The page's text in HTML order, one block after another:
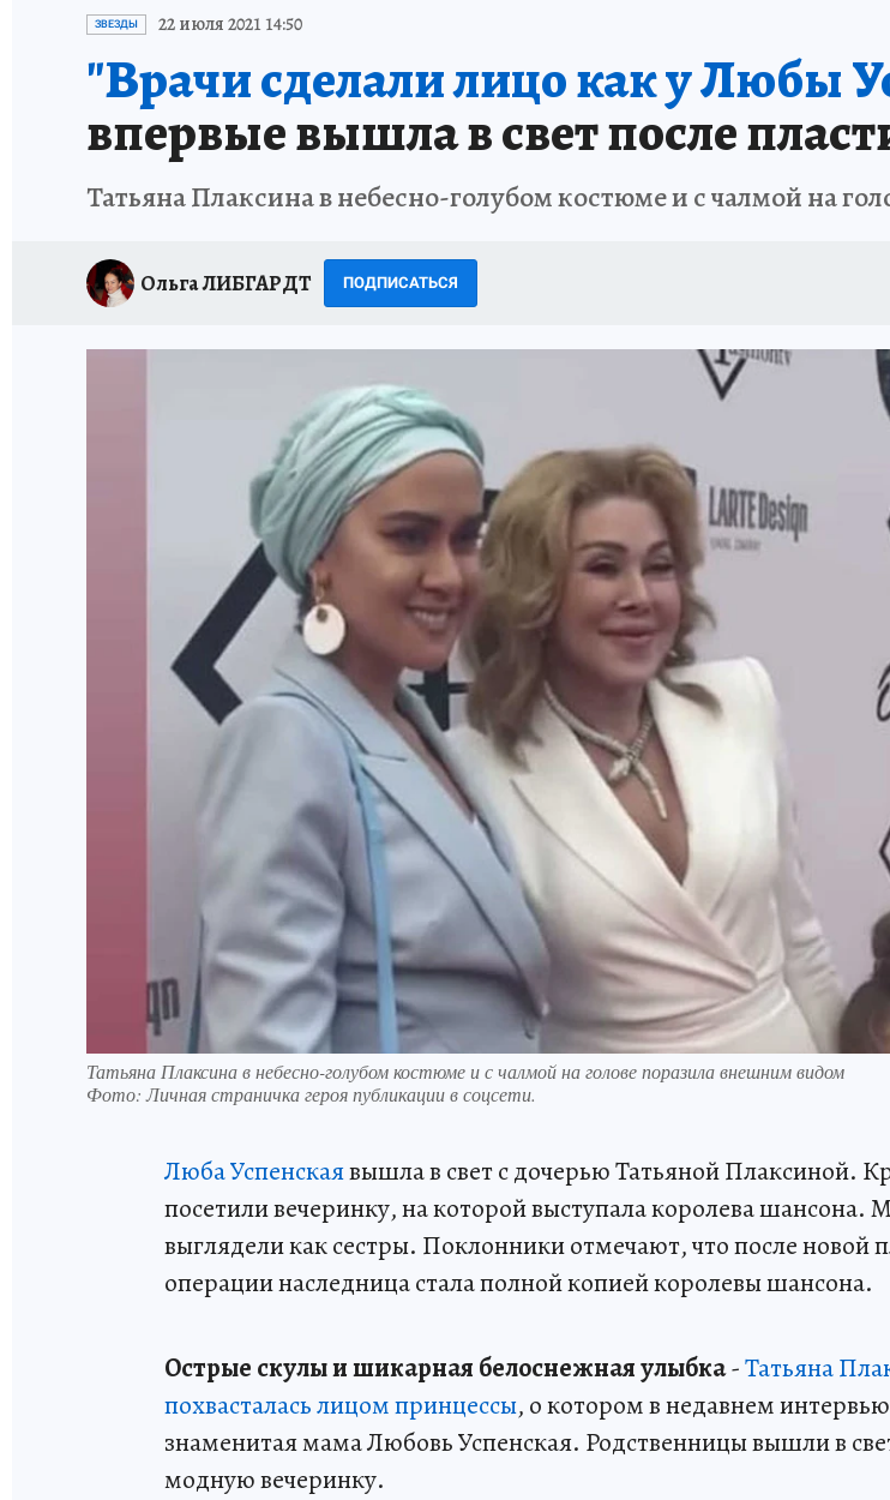
ИСПЫТАНО НА СЕБЕ
ЗВЕЗДЫ 22 июля 2021 14:50
"Врачи сделали лицо как у Любы
впервые вышла в свет после
Татьяна Плаксина в небесно-голубом костюме и с чалмой на
Ольга ЛИБГАРДТ ПОДПИСАТЬСЯ
Татьяна Плаксина в небесно-голубом костюме и с чалмой на голове поразила внешним видом
Фото:Личная страничка героя публикации в соцсети.
Люба Успенскаявышла в свет с дочерью Татьяной Плаксиной.
посетили вечеринку, на которой выступала королева шансона.
выглядели как сестры. Поклонники отмечают, что после новой
операции наследница стала полной копией королевы шансона.
Острые скулы и шикарная белоснежная улыбка-Татьяна
похвасталась лицом принцессы, о котором в недавнем
знаменитая мама Любовь Успенская. Родственницы вышли в
модную вечеринку.